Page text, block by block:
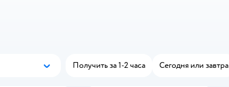
Популярные Получить за 1-2 часа Сегодня или завтра